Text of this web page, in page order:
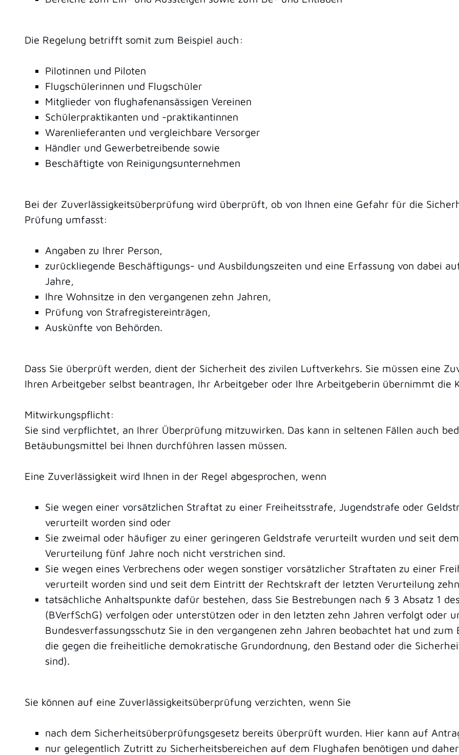
Die Regelung betrifft somit zum Beispiel auch:
Pilotinnen und Piloten
Flugschülerinnen und Flugschüler
Mitglieder von flughafenansässigen Vereinen
Schülerpraktikanten und -praktikantinnen
Warenlieferanten und vergleichbare Versorger
Händler und Gewerbetreibende sowie
Beschäftigte von Reinigungsunternehmen
Bei der Zuverlässigkeitsüberprüfung wird überprüft, ob von Ihnen eine Gefahr für die
Prüfung umfasst:
Angaben zu Ihrer Person,
zurückliegende Beschäftigungs- und Ausbildungszeiten und eine Erfassung von dabei
Jahre,
Ihre Wohnsitze in den vergangenen zehn Jahren,
Prüfung von Strafregistereinträgen,
Auskünfte von Behörden.
Dass Sie überprüft werden, dient der Sicherheit des zivilen Luftverkehrs. Sie müssen eine
Ihren Arbeitgeber selbst beantragen, Ihr Arbeitgeber oder Ihre Arbeitgeberin übernimmt die
Mitwirkungspflicht:
Sie sind verpflichtet, an Ihrer Überprüfung mitzuwirken. Das kann in seltenen Fällen auch
Betäubungsmittel bei Ihnen durchführen lassen müssen.
Eine Zuverlässigkeit wird Ihnen in der Regel abgesprochen, wenn
Sie wegen einer vorsätzlichen Straftat zu einer Freiheitsstrafe, Jugendstrafe oder
verurteilt worden sind oder
Sie zweimal oder häufiger zu einer geringeren Geldstrafe verurteilt wurden und seit
Verurteilung fünf Jahre noch nicht verstrichen sind.
Sie wegen eines Verbrechens oder wegen sonstiger vorsätzlicher Straftaten zu einer
verurteilt worden sind und seit dem Eintritt der Rechtskraft der letzten Verurteilung
tatsächliche Anhaltspunkte dafür bestehen, dass Sie Bestrebungen nach § 3 Absatz 1
(BVerfSchG) verfolgen oder unterstützen oder in den letzten zehn Jahren verfolgt oder
Bundesverfassungsschutz Sie in den vergangenen zehn Jahren beobachtet hat und
die gegen die freiheitliche demokratische Grundordnung, den Bestand oder die
sind).
Sie können auf eine Zuverlässigkeitsüberprüfung verzichten, wenn Sie
nach dem Sicherheitsüberprüfungsgesetz bereits überprüft wurden. Hier kann auf
nur gelegentlich Zutritt zu Sicherheitsbereichen auf dem Flughafen benötigen und